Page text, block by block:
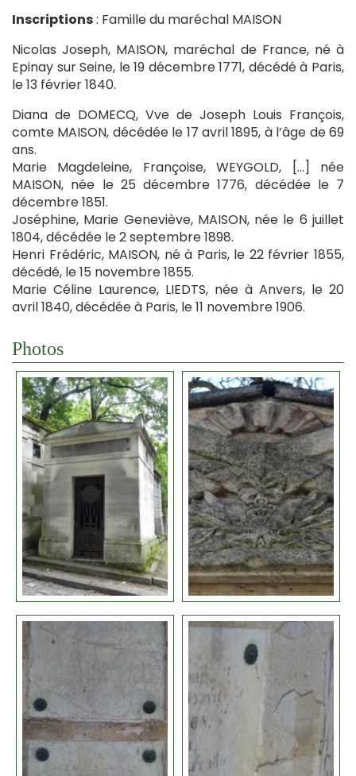
Inscriptions: Famille du maréchal MAISON
Nicolas Joseph, MAISON, maréchal de France, né à
Epinay sur Seine, le 19 décembre 1771, décédé à Paris,
le 13 février 1840.
Diana de DOMECQ, Vve de Joseph Louis François,
comte MAISON, décédée le 17 avril 1895, à l’âge de 69
ans.
Marie Magdeleine, Françoise, WEYGOLD, […] née
MAISON, née le 25 décembre 1776, décédée le 7
décembre 1851.
Joséphine, Marie Geneviève, MAISON, née le 6 juillet
1804, décédée le 2 septembre 1898.
Henri Frédéric, MAISON, né à Paris, le 22 février 1855,
décédé, le 15 novembre 1855.
Marie Céline Laurence, LIEDTS, née à Anvers, le 20
avril 1840, décédée à Paris, le 11 novembre 1906.
Photos